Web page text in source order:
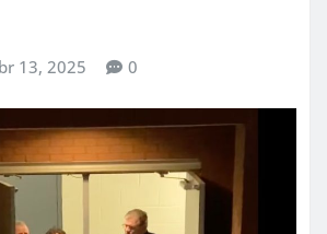
13, 2025 0